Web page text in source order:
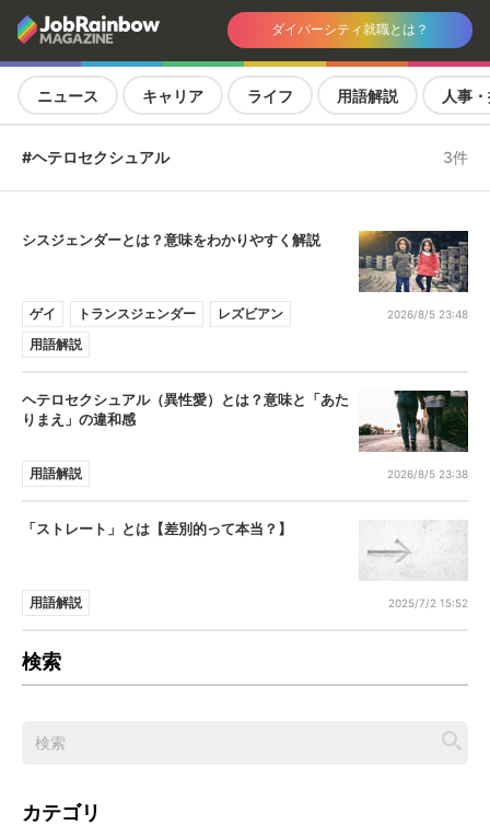
ダイバーシティ就職とは？
ニュース キャリア ライフ 用語解説 人事
#ヘテロセクシュアル 3件
シスジェンダーとは？意味をわかりやすく解説
ゲイ トランスジェンダー
レズビアン
用語解説
2026/8/5 23:48
ヘテロセクシュアル（異性愛）とは？意味と「あた
りまえ」の違和感
用語解説 2026/8/5 23:38
「ストレート」とは【差別的って本当？】
用語解説 2025/7/2 15:52
検索
カテゴリ